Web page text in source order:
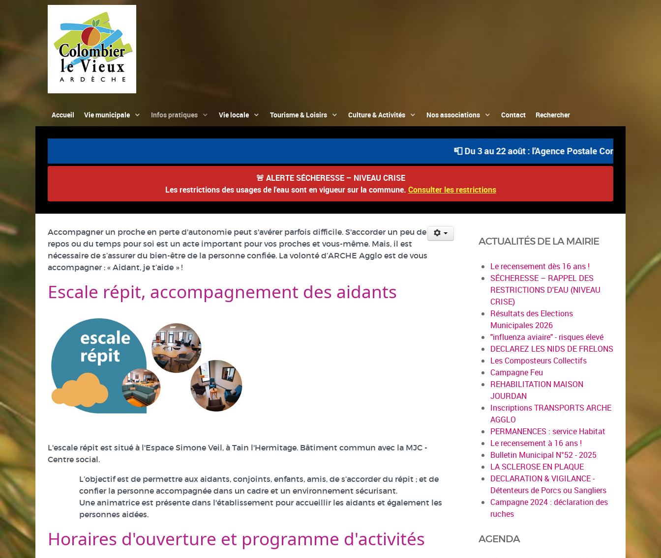
Accueil Vie municipale Infos pratiques Vie locale Tourisme & Loisirs Culture & Activités Nos associations Contact Rechercher
📮 Du 3 au 22 août : l'Agence Postale Communale est
🚨 ALERTE SÉCHERESSE – NIVEAU CRISE
Les restrictions des usages de l'eau sont en vigueur sur la commune. Consulter les restrictions
Accompagner un proche en perte d'autonomie peut s'avérer parfois difficile. S'accorder un peu de
repos ou du temps pour soi est un acte important pour vos proches et vous-même. Mais, il est
nécessaire de s’assurer du bien-être de la personne confiée. La volonté d’ARCHE Agglo est de vous
accompagner : « Aidant, je t’aide » !
Escale répit, accompagnement des aidants
L'escale répit est situé à l'Espace Simone Veil, à Tain l'Hermitage. Bâtiment commun avec la MJC -
Centre social.
L’objectif est de permettre aux aidants, conjoints, enfants, amis, de s’accorder du répit ; et de
confier la personne accompagnée dans un cadre et un environnement sécurisant.
Une animatrice est présente dans l'établissement pour accueillir les aidants et également les
personnes aidées.
Horaires d'ouverture et programme d'activités
ACTUALITÉS DE LA MAIRIE
Le recensement dès 16 ans !
SÉCHERESSE – RAPPEL DES
RESTRICTIONS D'EAU (NIVEAU
CRISE)
Résultats des Elections
Municipales 2026
"influenza aviaire" - risques élevé
DECLAREZ LES NIDS DE FRELONS
Les Composteurs Collectifs
Campagne Feu
REHABILITATION MAISON
JOURDAN
Inscriptions TRANSPORTS ARCHE
AGGLO
PERMANENCES : service Habitat
Le recensement à 16 ans !
Bulletin Municipal N°52 - 2025
LA SCLEROSE EN PLAQUE
DECLARATION & VIGILANCE -
Détenteurs de Porcs ou Sangliers
Campagne 2024 : déclaration des
ruches
AGENDA